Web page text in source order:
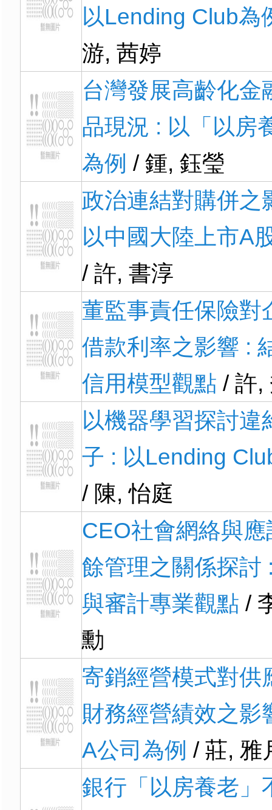
以Lending Club為
游, 茜婷
台灣發展高齡化金
品現況 : 以「以房
為例 / 鍾, 鈺瑩
政治連結對購併之
以中國大陸上市A
/ 許, 書淳
董監事責任保險對
借款利率之影響 :
信用模型觀點 / 許,
以機器學習探討違
子 : 以Lending
/ 陳, 怡庭
CEO社會網絡與應
餘管理之關係探討
與審計專業觀點 /
勳
寄銷經營模式對供
財務經營績效之影
A公司為例 / 莊, 雅
銀行「以房養老」